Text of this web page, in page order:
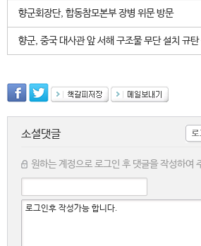
향군회장단, 합동참모본부 장병 위문 방문
향군, 중국 대사관 앞 서해 구조물 무단 설치 규탄
소셜댓글
원하는 계정으로 로그인 후 댓글을 작성하여